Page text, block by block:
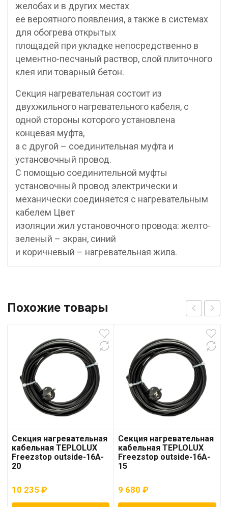
желобах и в других местах
ее вероятного появления, а также в системах
для обогрева открытых
площадей при укладке непосредственно в
цементно-песчаный раствор, слой плиточного
клея или товарный бетон.
Секция нагревательная состоит из
двухжильного нагревательного кабеля, с
одной стороны которого установлена
концевая муфта,
а с другой – соединительная муфта и
установочный провод.
С помощью соединительной муфты
установочный провод электрически и
механически соединяется с нагревательным
кабелем Цвет
изоляции жил установочного провода: желто-
зеленый – экран, синий
и коричневый – нагревательная жила.
Похожие товары
Секция нагревательная
кабельная TEPLOLUX
Freezstop outside-16A-
20
10 235 ₽
Секция нагревательная
кабельная TEPLOLUX
Freezstop outside-16A-
15
9 680₽